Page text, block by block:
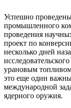
Успешно
промышленного
проведения
проект по
несколько дней
урановым
это еще один
международной
ядерного оружия.